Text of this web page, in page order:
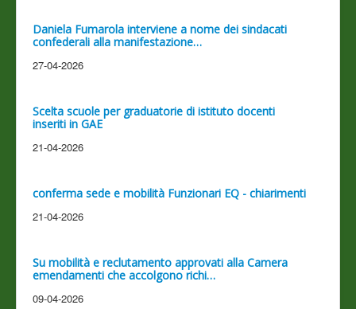
Daniela Fumarola interviene a nome dei sindacati
confederali alla manifestazione…
27-04-2026
Scelta scuole per graduatorie di istituto docenti
inseriti in GAE
21-04-2026
conferma sede e mobilità Funzionari EQ - chiarimenti
21-04-2026
Su mobilità e reclutamento approvati alla Camera
emendamenti che accolgono richi…
09-04-2026